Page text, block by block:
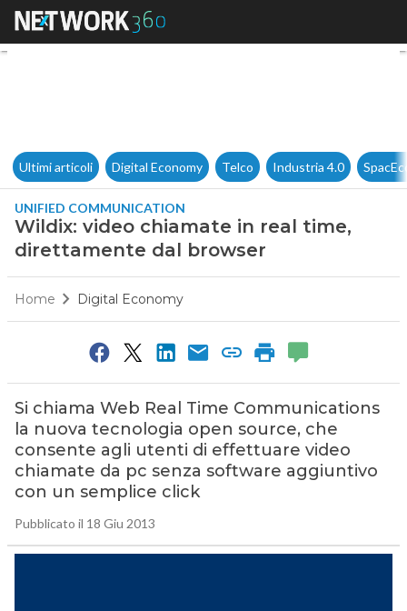
Wildix: video chiamate in
Ultimi articoli Digital Economy Telco Industria 4.0
UNIFIED COMMUNICATION
Wildix: video chiamate in real time,
direttamente dal browser
Home Digital Economy
Si chiama Web Real Time Communications
la nuova tecnologia open source, che
consente agli utenti di effettuare video
chiamate da pc senza software aggiuntivo
con un semplice click
Pubblicato il 18 Giu 2013